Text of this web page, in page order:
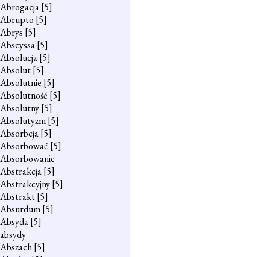
Abrogacja[5]
Abrupto [5]
Abrys [5]
Abscyssa[5]
Absolucja[5]
Absolut[5]
Absolutnie [5]
Absolutność [5]
Absolutny[5]
Absolutyzm[5]
Absorbcja[5]
Absorbować [5]
Absorbowanie
Abstrakcja[5]
Abstrakcyjny[5]
Abstrakt[5]
Absurdum[5]
Absyda[5]
absydy
Abszach[5]